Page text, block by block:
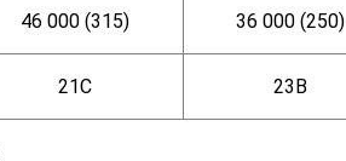
46 000 (315) 36 000 (250)
21C 23B